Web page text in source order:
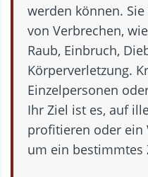
werden können.
von Verbrechen,
Raub, Einbruch,
Körperverletzung.
Einzelpersonen
Ihr Ziel ist es, auf
profitieren oder ein
um ein bestimmtes